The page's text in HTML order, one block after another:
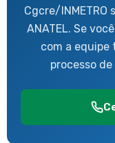
Cgcre/INMETRO
ANATEL. Se
com a equipe
processo